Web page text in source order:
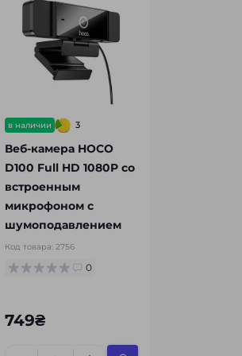
Ryden
планшета
в наличии 3
Веб-камера HOCO
D100 Full HD 1080P со
встроенным
микрофоном с
шумоподавлением
Код товара:2756
0
749₴